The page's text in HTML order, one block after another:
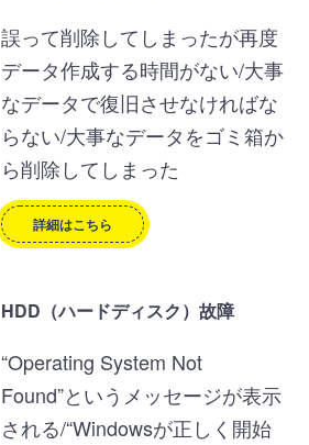
誤って削除してしまったが再度
データ作成する時間がない/大事
なデータで復旧させなければな
らない/大事なデータをゴミ箱か
ら削除してしまった
詳細はこちら
HDD（ハードディスク）故障
“Operating System Not
Found”というメッセージが表示
される/“Windowsが正しく開始